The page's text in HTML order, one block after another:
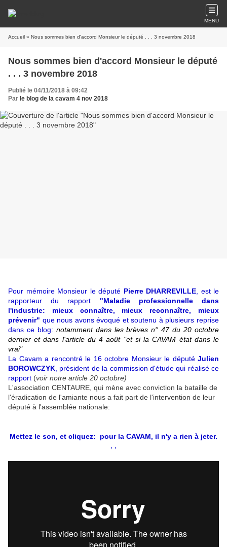
MENU
Accueil » Nous sommes bien d'accord Monsieur le député . . . 3 novembre 2018
Nous sommes bien d'accord Monsieur le député
. . . 3 novembre 2018
Publié le 04/11/2018 à 09:42
Par le blog de la cavam 4 nov 2018
Pour mémoire Monsieur le député Pierre DHARREVILLE , est le
rapporteur du rapport "Maladie professionnelle dans
l'industrie: mieux connaître, mieux reconnaître, mieux
prévenir" que nous avons évoqué et soutenu à plusieurs reprise
dans ce blog: notamment dans les brèves n° 47 du 20 octobre
dernier et dans l'article du 4 août "et si la CAVAM état dans le
vrai"
La Cavam a rencontré le 16 octobre Monsieur le député Julien
BOROWCZYK , président de la commission d'étude qui réalisé ce
rapport (voir notre article 20 octobre)
L'association CENTAURE, qui mène avec conviction la bataille de
l'éradication de l'amiante nous a fait part de l'intervention de leur
député à l'assemblée nationale:
Mettez le son, et cliquez: pour la CAVAM, il n'y a rien à jeter.
. .